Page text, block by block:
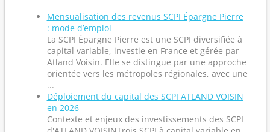
Mensualisation des revenus SCPI Épargne Pierre
: mode d’emploi
La SCPI Épargne Pierre est une SCPI diversifiée à
capital variable, investie en France et gérée par
Atland Voisin. Elle se distingue par une approche
orientée vers les métropoles régionales, avec une
...
Déploiement du capital des SCPI ATLAND VOISIN
en 2026
Contexte et enjeux des investissements des SCPI